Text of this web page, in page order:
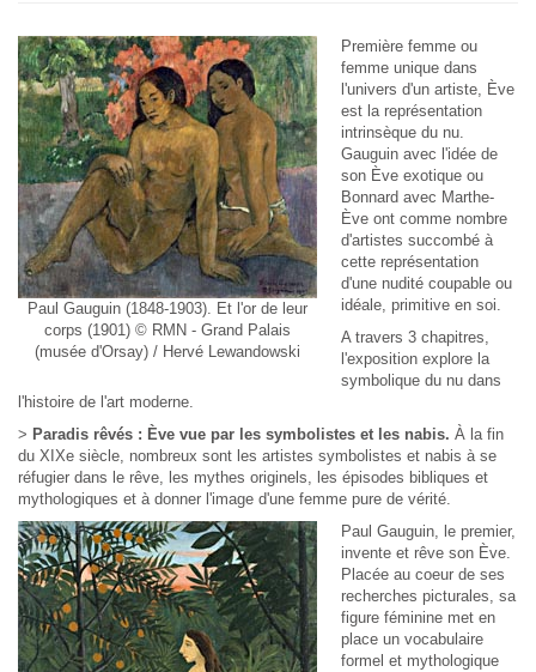
Paul Gauguin (1848-1903). Et l'or de leur
corps (1901) © RMN - Grand Palais
(musée d'Orsay) / Hervé Lewandowski
Première femme ou
femme unique dans
l'univers d'un artiste, Ève
est la représentation
intrinsèque du nu.
Gauguin avec l'idée de
son Ève exotique ou
Bonnard avec Marthe-
Ève ont comme nombre
d'artistes succombé à
cette représentation
d'une nudité coupable ou
idéale, primitive en soi.
A travers 3 chapitres,
l'exposition explore la
symbolique du nu dans
l'histoire de l'art moderne.
> Paradis rêvés : Ève vue par les symbolistes et les nabis. À la fin
du XIXe siècle, nombreux sont les artistes symbolistes et nabis à se
réfugier dans le rêve, les mythes originels, les épisodes bibliques et
mythologiques et à donner l'image d'une femme pure de vérité.
Paul Gauguin, le premier,
invente et rêve son Ève.
Placée au coeur de ses
recherches picturales, sa
figure féminine met en
place un vocabulaire
formel et mythologique